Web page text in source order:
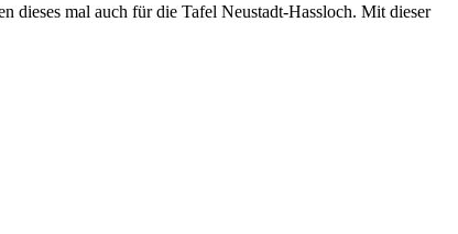
dieses mal auch für die Tafel Neustadt-Hassloch. Mit dieser